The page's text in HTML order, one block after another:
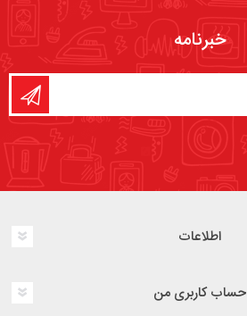
خبرنامه
اطلاعات
حساب کاربری من